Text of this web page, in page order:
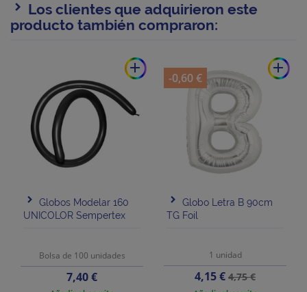
Los clientes que adquirieron este
producto también compraron:
add
Globos Modelar 160
UNICOLOR Sempertex
Bolsa de 100 unidades
Precio
7,40 €
add
Globo Letra B 90cm
TG Foil
1 unidad
Precio
4,15 €Precio
base
4,75 €
-0,60 €